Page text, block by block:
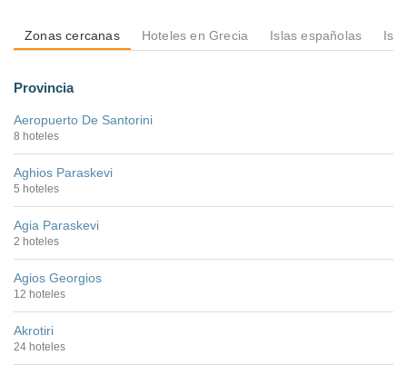
Zonas cercanas Hoteles en Grecia Islas españolas
Provincia
Aeropuerto De Santorini
8 hoteles
Aghios Paraskevi
5 hoteles
Agia Paraskevi
2 hoteles
Agios Georgios
12 hoteles
Akrotiri
24 hoteles